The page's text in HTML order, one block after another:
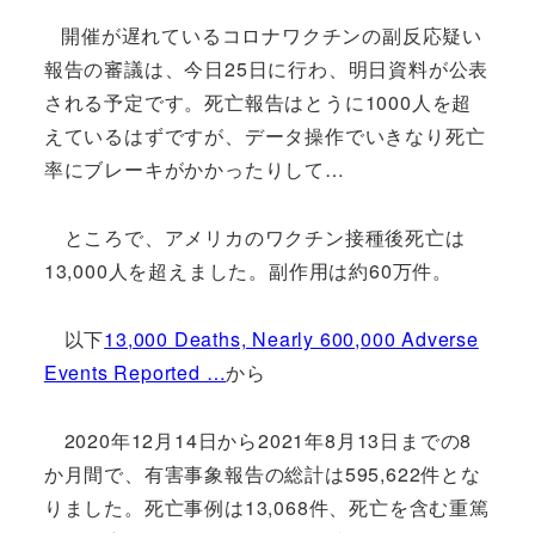
開催が遅れているコロナワクチンの副反応疑い
報告の審議は、今日25日に行わ、明日資料が公表
される予定です。死亡報告はとうに1000人を超
えているはずですが、データ操作でいきなり死亡
率にブレーキがかかったりして…
ところで、アメリカのワクチン接種後死亡は
13,000人を超えました。副作用は約60万件。
以下13,000 Deaths, Nearly 600,000 Adverse
Events Reported …から
2020年12月14日から2021年8月13日までの8
か月間で、有害事象報告の総計は595,622件とな
りました。死亡事例は13,068件、死亡を含む重篤